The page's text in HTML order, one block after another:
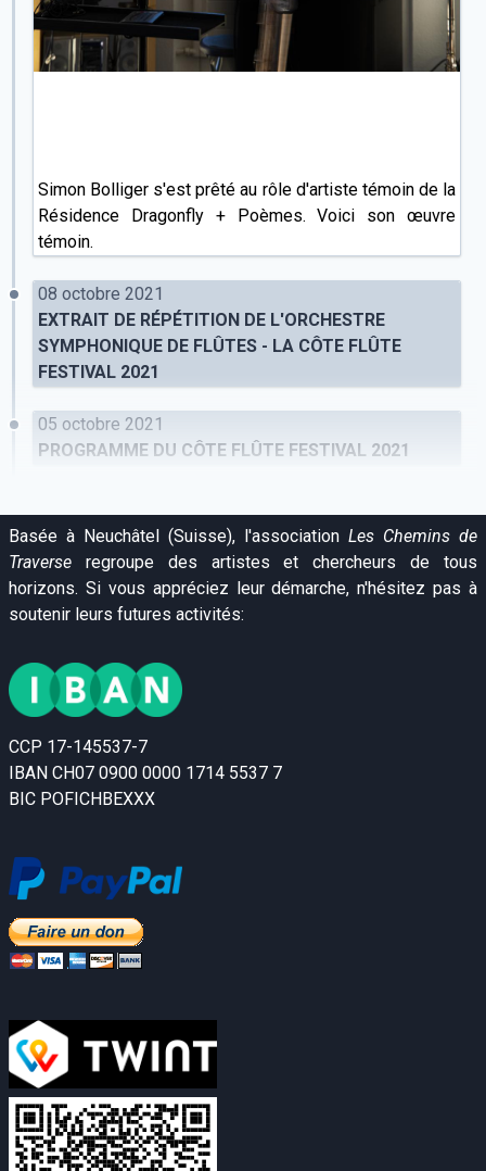
Simon Bolliger s'est prêté au rôle d'artiste témoin de la
Résidence Dragonfly + Poèmes. Voici son œuvre
témoin.
08 octobre 2021
EXTRAIT DE RÉPÉTITION DE L'ORCHESTRE
SYMPHONIQUE DE FLÛTES - LA CÔTE FLÛTE
FESTIVAL 2021
05 octobre 2021
PROGRAMME DU CÔTE FLÛTE FESTIVAL 2021
Basée à Neuchâtel (Suisse), l'association Les Chemins de
Traverse regroupe des artistes et chercheurs de tous
horizons. Si vous appréciez leur démarche, n'hésitez pas à
soutenir leurs futures activités:
CCP 17-145537-7
IBAN CH07 0900 0000 1714 5537 7
BIC POFICHBEXXX